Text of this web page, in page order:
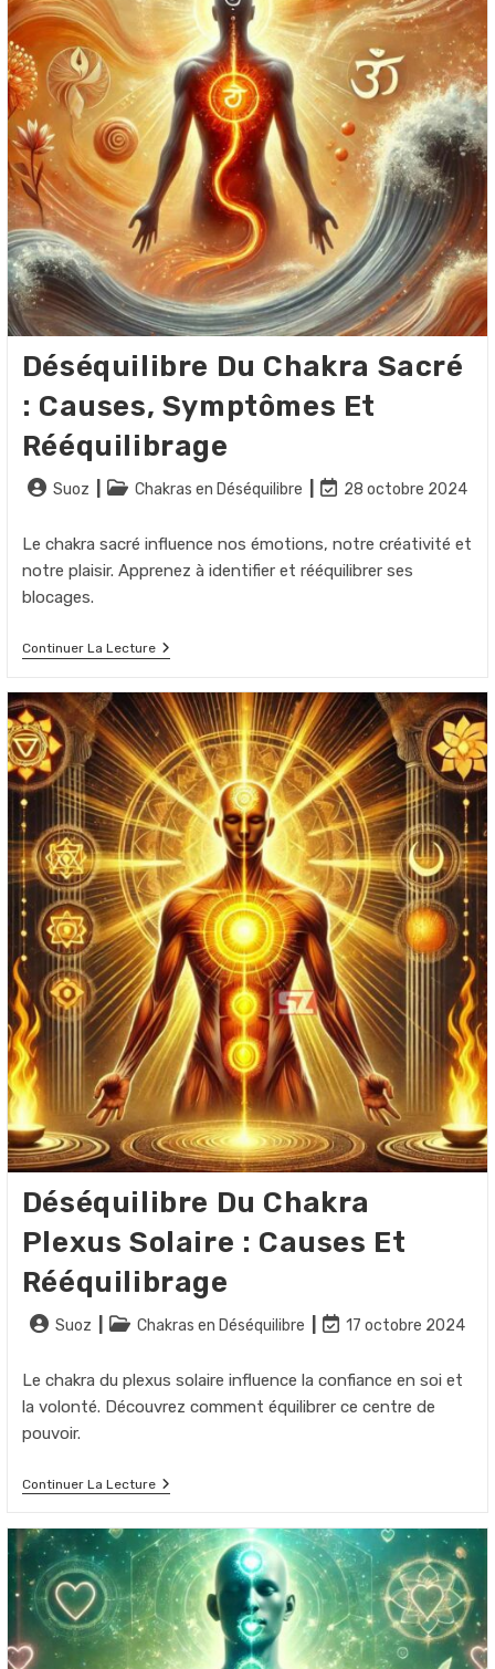
Déséquilibre Du Chakra Sacré
: Causes, Symptômes Et
Rééquilibrage
Auteur/autrice
Suoz
PostChakras en Déséquilibre
Dernière
publication :
28 octobre 2024
Le chakra sacré influence nos émotions, notre créativité et
notre plaisir. Apprenez à identifier et rééquilibrer ses
blocages.
Continuer La LectureDéséquilibre
Du
Sacré
:
Causes,
Symptômes
Et
Rééquilibrage
Déséquilibre Du Chakra
Plexus Solaire : Causes Et
Rééquilibrage
Auteur/autrice
Suoz
PostChakras en Déséquilibre
Dernière
publication :
17 octobre 2024
Le chakra du plexus solaire influence la confiance en soi et
la volonté. Découvrez comment équilibrer ce centre de
pouvoir.
Continuer La LectureDéséquilibre
Plexus
Solaire
:
Causes
Rééquilibrage